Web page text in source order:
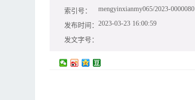
索引号： mengyinxianmy065/2023-0000080
发布时间： 2023-03-23 16:00:59
发文字号：